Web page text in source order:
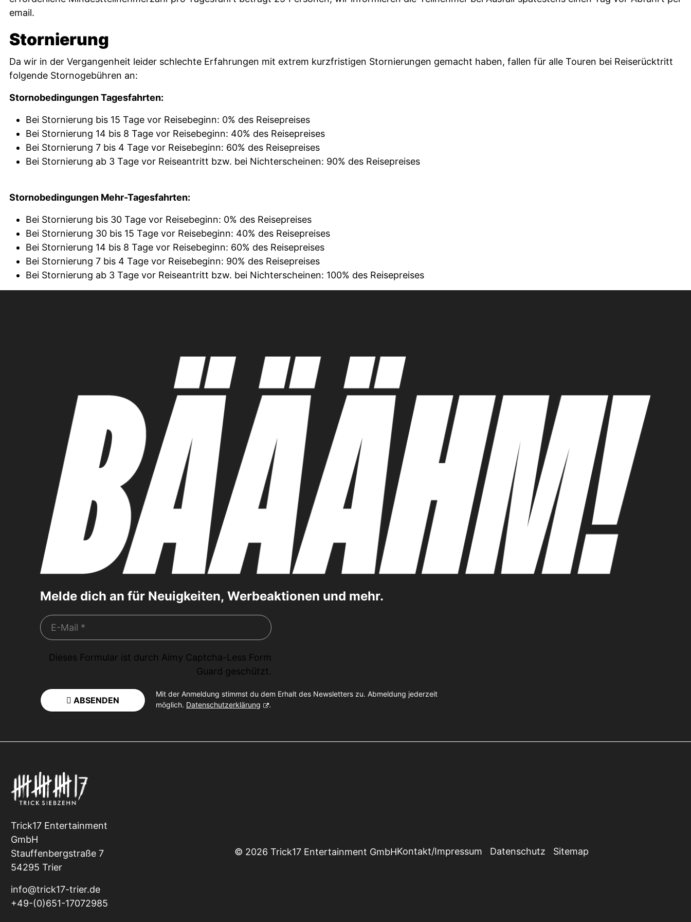
email.
Stornierung
Da wir in der Vergangenheit leider schlechte Erfahrungen mit extrem kurzfristigen Stornierungen gemacht haben, fallen für alle Touren bei Reiserücktritt
folgende Stornogebühren an:
Stornobedingungen Tagesfahrten:
Bei Stornierung bis 15 Tage vor Reisebeginn: 0% des Reisepreises
Bei Stornierung 14 bis 8 Tage vor Reisebeginn: 40% des Reisepreises
Bei Stornierung 7 bis 4 Tage vor Reisebeginn: 60% des Reisepreises
Bei Stornierung ab 3 Tage vor Reiseantritt bzw. bei Nichterscheinen: 90% des Reisepreises
Stornobedingungen Mehr-Tagesfahrten:
Bei Stornierung bis 30 Tage vor Reisebeginn: 0% des Reisepreises
Bei Stornierung 30 bis 15 Tage vor Reisebeginn: 40% des Reisepreises
Bei Stornierung 14 bis 8 Tage vor Reisebeginn: 60% des Reisepreises
Bei Stornierung 7 bis 4 Tage vor Reisebeginn: 90% des Reisepreises
Bei Stornierung ab 3 Tage vor Reiseantritt bzw. bei Nichterscheinen: 100% des Reisepreises
Melde dich an für Neuigkeiten, Werbeaktionen und mehr.
Dieses Formular ist durch Aimy Captcha-Less Form
Guard geschützt.
ABSENDEN
Mit der Anmeldung stimmst du dem Erhalt des Newsletters zu. Abmeldung jederzeit
möglich. Datenschutzerklärung .
Trick17 Entertainment
GmbH
Stauffenbergstraße 7
54295 Trier
info@trick17-trier.de
+49-(0)651-17072985
© 2026 Trick17 Entertainment GmbHKontakt/Impressum Datenschutz Sitemap